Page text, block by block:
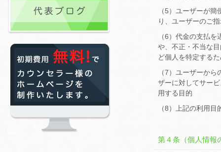
（5）ユーザーが
り、ユーザーのご
（6）代金の支払
や、不正・不当な
ど個人を特定する
（7）ユーザーか
ザーに対してサー
用する目的
（8）上記の利用
第４条（個人情報